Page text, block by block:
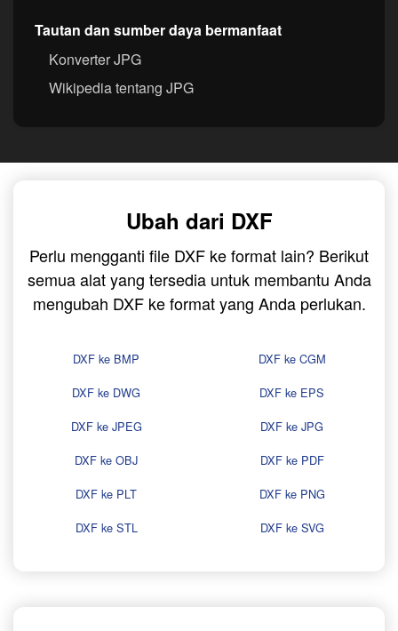
Tautan dan sumber daya bermanfaat
Konverter JPG
Wikipedia tentang JPG
Ubah dari DXF
Perlu mengganti file DXF ke format lain? Berikut
semua alat yang tersedia untuk membantu Anda
mengubah DXF ke format yang Anda perlukan.
DXF ke BMP
DXF ke CGM
DXF ke DWG
DXF ke EPS
DXF ke JPEG
DXF ke JPG
DXF ke OBJ
DXF ke PDF
DXF ke PLT
DXF ke PNG
DXF ke STL
DXF ke SVG